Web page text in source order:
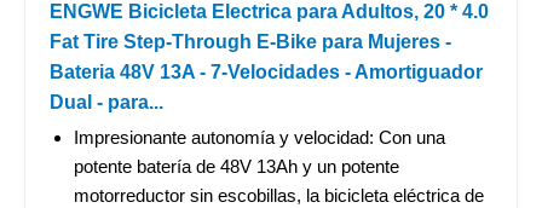
ENGWE Bicicleta Electrica para Adultos, 20 * 4.0
Fat Tire Step-Through E-Bike para Mujeres -
Bateria 48V 13A - 7-Velocidades - Amortiguador
Dual - para...
Impresionante autonomía y velocidad: Con una
potente batería de 48V 13Ah y un potente
motorreductor sin escobillas, la bicicleta eléctrica de